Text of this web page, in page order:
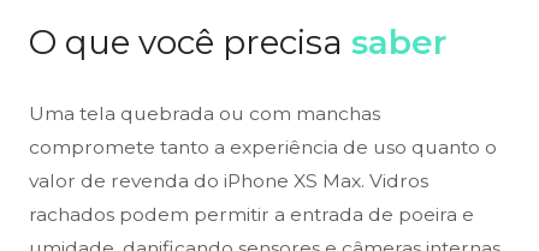
O que você precisa saber
Uma tela quebrada ou com manchas
compromete tanto a experiência de uso quanto o
valor de revenda do iPhone XS Max. Vidros
rachados podem permitir a entrada de poeira e